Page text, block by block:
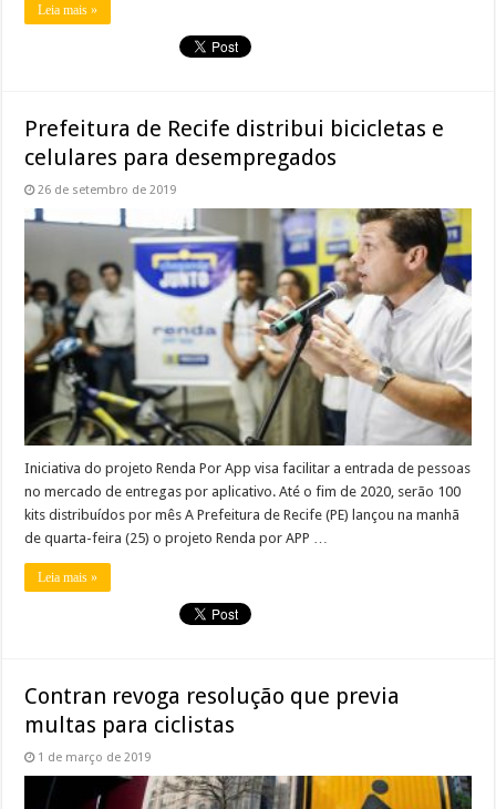
Leia mais »
Prefeitura de Recife distribui bicicletas e
celulares para desempregados
26 de setembro de 2019
Iniciativa do projeto Renda Por App visa facilitar a entrada de pessoas
no mercado de entregas por aplicativo. Até o fim de 2020, serão 100
kits distribuídos por mês A Prefeitura de Recife (PE) lançou na manhã
de quarta-feira (25) o projeto Renda por APP …
Leia mais »
Contran revoga resolução que previa
multas para ciclistas
1 de março de 2019